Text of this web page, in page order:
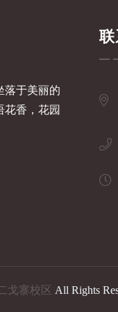
落于美丽的
花香，花园
戈寨校区 All Rights